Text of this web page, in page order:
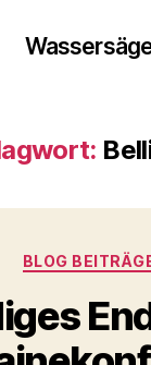
BLOG